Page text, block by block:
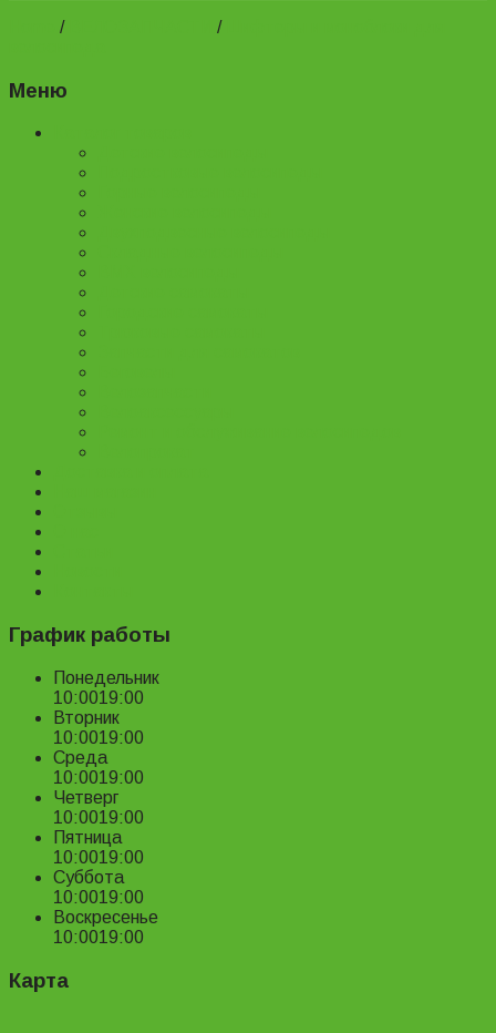
/ /
Меню
График работы
Понедельник
10:0019:00
Вторник
10:0019:00
Среда
10:0019:00
Четверг
10:0019:00
Пятница
10:0019:00
Суббота
10:0019:00
Воскресенье
10:0019:00
Карта